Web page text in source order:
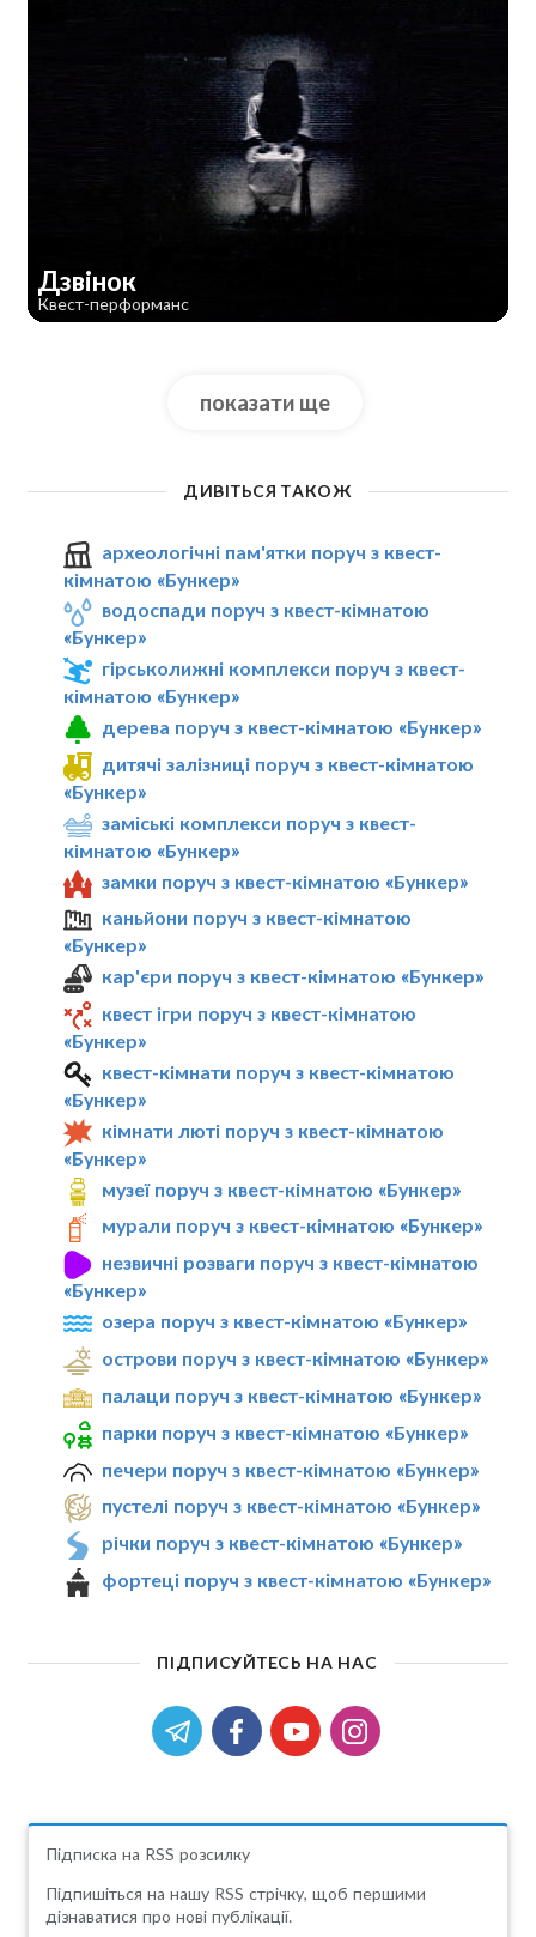
Дзвінок
Квест-перформанс
показати ще
ДИВІТЬСЯ ТАКОЖ
археологічні пам'ятки поруч з квест-
кімнатою «Бункер»
водоспади поруч з квест-кімнатою
«Бункер»
гірськолижні комплекси поруч з квест-
кімнатою «Бункер»
дерева поруч з квест-кімнатою «Бункер»
дитячі залізниці поруч з квест-кімнатою
«Бункер»
заміські комплекси поруч з квест-
кімнатою «Бункер»
замки поруч з квест-кімнатою «Бункер»
каньйони поруч з квест-кімнатою
«Бункер»
кар'єри поруч з квест-кімнатою «Бункер»
квест ігри поруч з квест-кімнатою
«Бункер»
квест-кімнати поруч з квест-кімнатою
«Бункер»
кімнати люті поруч з квест-кімнатою
«Бункер»
музеї поруч з квест-кімнатою «Бункер»
мурали поруч з квест-кімнатою «Бункер»
незвичні розваги поруч з квест-кімнатою
«Бункер»
озера поруч з квест-кімнатою «Бункер»
острови поруч з квест-кімнатою «Бункер»
палаци поруч з квест-кімнатою «Бункер»
парки поруч з квест-кімнатою «Бункер»
печери поруч з квест-кімнатою «Бункер»
пустелі поруч з квест-кімнатою «Бункер»
річки поруч з квест-кімнатою «Бункер»
фортеці поруч з квест-кімнатою «Бункер»
ПІДПИСУЙТЕСЬ НА НАС
Підписка на RSS розсилку
Підпишіться на нашу RSS стрічку, щоб першими
дізнаватися про нові публікації.